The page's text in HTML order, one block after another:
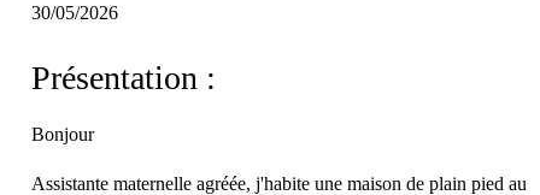
30/05/2026
Présentation :
Bonjour
Assistante maternelle agréée, j'habite une maison de plain pied au